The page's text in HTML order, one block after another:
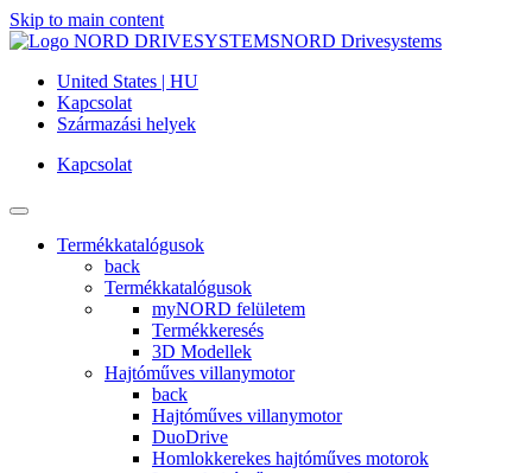
Skip to main content
NORD Drivesystems
United States | HU
Kapcsolat
Származási helyek
Kapcsolat
Termékkatalógusok
back
Termékkatalógusok
myNORD felületem
Termékkeresés
3D Modellek
Hajtóműves villanymotor
back
Hajtóműves villanymotor
DuoDrive
Homlokkerekes hajtóműves motorok